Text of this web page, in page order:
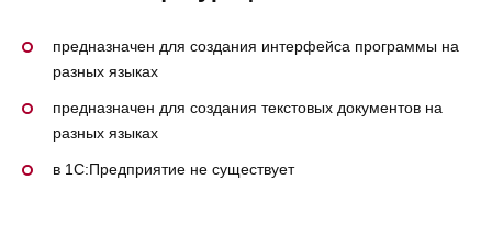
предназначен для создания интерфейса программы на
разных языках
предназначен для создания текстовых документов на
разных языках
в 1С:Предприятие не существует